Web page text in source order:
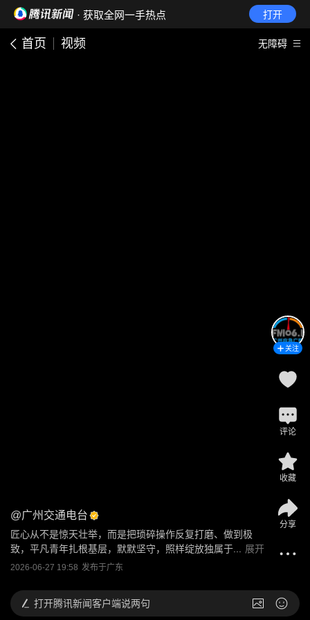
· 获取全网一手热点 打开
首页 视频 无障碍
@广州交通电台
匠心从不是惊天壮举，而是把琐碎操作反复打磨、做到极
致，平凡青年扎根基层，默默坚守，照样绽放独属于...
展开
2026-06-27 19:58 发布于广东
关注
评论
收藏
分享
打开腾讯新闻客户端说两句